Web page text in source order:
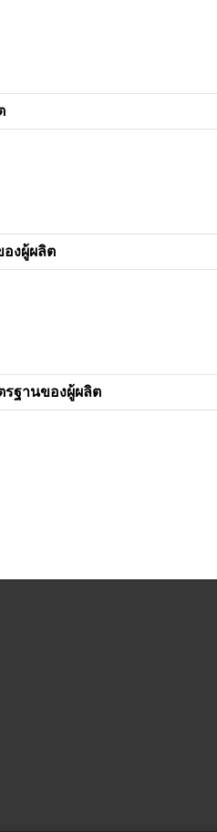
งผู้ผลิต
รฐานของผู้ผลิต